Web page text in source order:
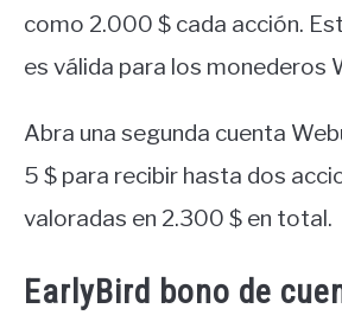
como 2.000 $ cada acción.
es válida para los monederos
Abra una segunda cuenta
5 $ para recibir hasta dos
valoradas en 2.300 $ en total.
EarlyBird bono de